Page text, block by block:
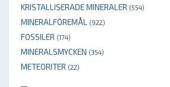
KRISTALLISERADE MINERALER (554)
MINERALFÖREMÅL (922)
FOSSILER (174)
MINERALSMYCKEN (354)
METEORITER (22)